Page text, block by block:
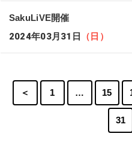
SakuLiVE開催
2024年03月31日 （日）
＜ 1 … 15
31